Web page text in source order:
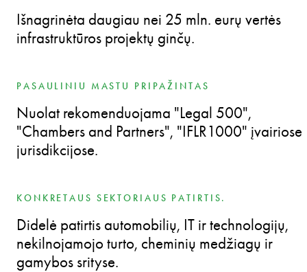
Išnagrinėta daugiau nei 25 mln. eurų vertės
infrastruktūros projektų ginčų.
PASAULINIU MASTU PRIPAŽINTAS
Nuolat rekomenduojama "Legal 500",
"Chambers and Partners", "IFLR1000" įvairiose
jurisdikcijose.
KONKRETAUS SEKTORIAUS PATIRTIS.
Didelė patirtis automobilių, IT ir technologijų,
nekilnojamojo turto, cheminių medžiagų ir
gamybos srityse.